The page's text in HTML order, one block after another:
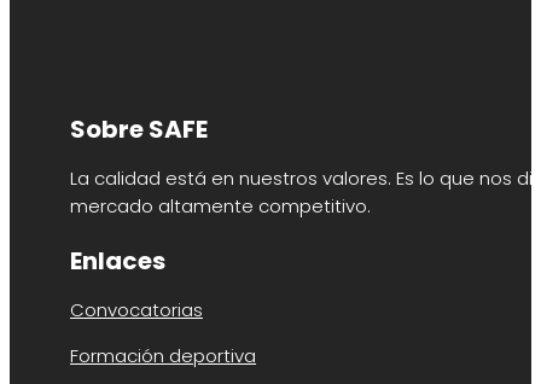
Sobre SAFE
La calidad está en nuestros valores. Es lo que nos
mercado altamente competitivo.
Enlaces
Convocatorias
Formación deportiva